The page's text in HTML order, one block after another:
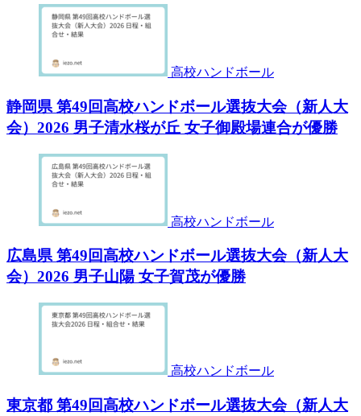
高校ハンドボール
静岡県 第49回高校ハンドボール選抜大会（新人大
会）2026 男子清水桜が丘 女子御殿場連合が優勝
高校ハンドボール
広島県 第49回高校ハンドボール選抜大会（新人大
会）2026 男子山陽 女子賀茂が優勝
高校ハンドボール
東京都 第49回高校ハンドボール選抜大会（新人大